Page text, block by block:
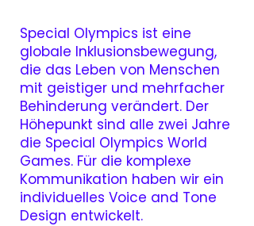
Special Olympics ist eine
globale Inklusionsbewegung,
die das Leben von Menschen
mit geistiger und mehrfacher
Behinderung verändert. Der
Höhepunkt sind alle zwei Jahre
die Special Olympics World
Games. Für die komplexe
Kommunikation haben wir ein
individuelles Voice and Tone
Design entwickelt.